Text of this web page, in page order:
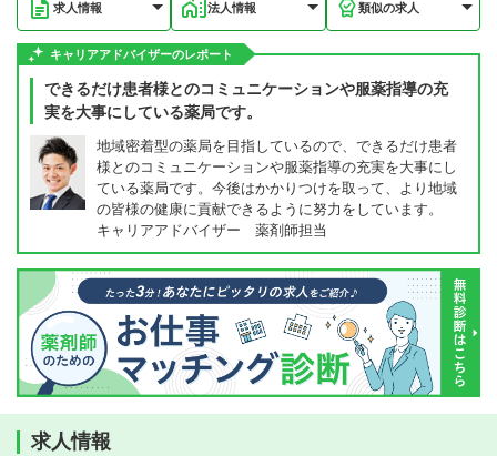
求人情報 法人情報 類似の求人
キャリアアドバイザーのレポート
できるだけ患者様とのコミュニケーションや服薬指導の充
実を大事にしている薬局です。
地域密着型の薬局を目指しているので、できるだけ患者
様とのコミュニケーションや服薬指導の充実を大事にし
ている薬局です。今後はかかりつけを取って、より地域
の皆様の健康に貢献できるように努力をしています。
キャリアアドバイザー 薬剤師担当
求人情報